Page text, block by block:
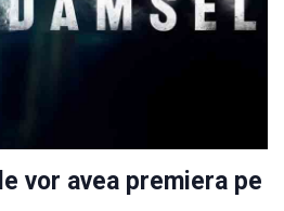
vor avea premiera pe